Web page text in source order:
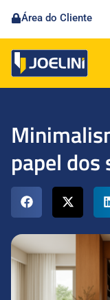
Área do Cliente
papel